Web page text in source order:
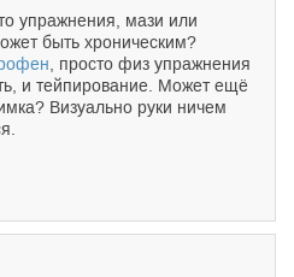
упражнения, мази или
быть хроническим?
, просто физ упражнения
и тейпирование. Может ещё
Визуально руки ничем